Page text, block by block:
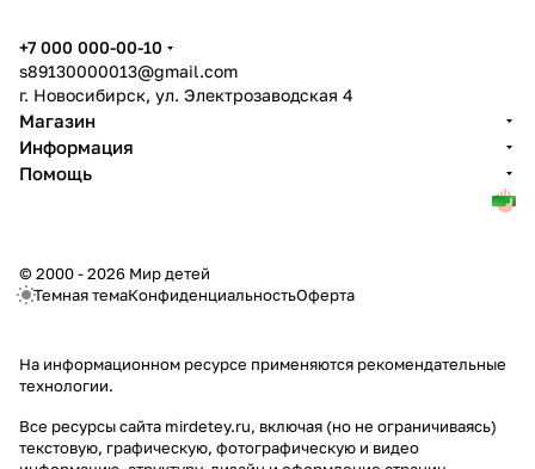
+7 000 000-00-10
s89130000013@gmail.com
г. Новосибирск, ул. Электрозаводская 4
Магазин
Информация
Помощь
© 2000 - 2026 Мир детей
Темная темаКонфиденциальностьОферта
На информационном ресурсе применяются рекомендательные
технологии.
Все ресурсы сайта mirdetey.ru, включая (но не ограничиваясь)
текстовую, графическую, фотографическую и видео